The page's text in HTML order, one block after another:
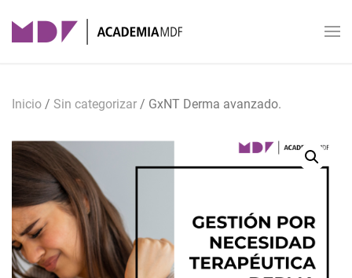
Skip to main content
Inicio / Sin categorizar / GxNT Derma avanzado.